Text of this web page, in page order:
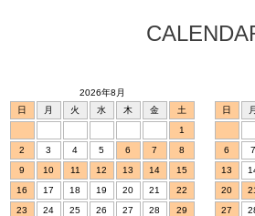
2026年8月
日
月 火 水 木 金
土
1
2
3 4 5 6 7
8
9
10 11 12 13 14
15
16
17 18 19 20 21
22
23
24 25 26 27 28
29
日
月
6
7
13
20
27